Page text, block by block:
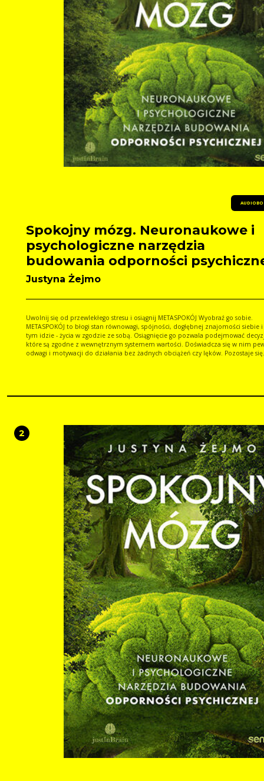
Spokojny mózg. Neuronaukowe i
psychologiczne narzędzia
budowania odporności
Justyna Żejmo
Uwolnij się od przewlekłego stresu i osiągnij METASPOKÓJ Wyobraź go sobie.
METASPOKÓJ to błogi stan równowagi, spójności, dogłębnej znajomości siebie
tym idzie - życia w zgodzie ze sobą. Osiągnięcie go pozwala podejmować
które są zgodne z wewnętrznym systemem wartości. Doświadcza się w nim
odwagi i motywacji do działania bez żadnych obciążeń czy lęków. Pozostaje się
pracuj z nią, analizując rozdział po rozdziale. Napisała ją dla Ciebie Justyna
tego poradnika autorka wyposaży Cię w niezbędną wiedzę dotyczącą
funkcjonowania mózgu. Następnie poda Ci konkretne pomysły na radzenie
trudnymi emocjami, a także podpowie, jak samodzielnie budować odporność
przyjaźnić i współpracować tak, że obecnie prowadzi życie lepszej jakości,
wewnętrznej równowagi. Jej relacje z ludźmi są zdrowe, a ona czuje w sobie
siłę psychiczną. Dzięki lekturze tej książki i Ty możesz się znaleźć w tym miejscu.
mózg w swoje ręce i ruszaj tam, gdzie znajdziesz SZCZĘŚCIE Posłuchaj audiobooka:
Potrzebna, napisana przystępnym językiem książka, która stanowi
poradnik radzenia sobie ze stresem, a także budowania odporności
rezyliencji. Zawiera proste, życiowe metody i ćwiczenia wdrażane do
podstawie faktów psychologicznych i prawideł biologicznych. Serdecznie
Asia Podgórska, naukowczyni, badaczka mózgu, autorka, wykładowczyni
popularyzatorka nauki Autorka w książce przedstawia swoje znakomite umiejętności
perswazji, w ramach której spokojnie, przyjaźnie i bardzo ciekawie podaje
czytelnikom argumenty za prozdrowotnymi umiejętnościami. Jednocześnie
motywację do podejmowania konkretnych działań. Książka ciekawa i
zarówno do działania, jak i refleksji nad odpornością psychiczną. Serdecznie
akademicka Książka Justyny opisuje innowacyjne podejście do stosowania w praktyce
modelu odporności psychicznej 4C, pomagające organizacjom i jednostkom
się w dzisiejszym świecie. Doug Strycharczyk, dyrektor generalny AQR International,
współtwórca modelu siły i odporności psychicznej 4C i narzędzia do jej
MTQ, współautor książki Odporność psychiczna. Strategie i narzędzia rozwoju Justyna
Żejmo zaprasza nas w podróż ku szczęśliwszemu, bardziej świadomemu i
zdrowszemu życiu. Podróż z wieloma przystankami, a także z nadzieją, że jeśli
uczciwie odrobimy zadane ćwiczenia, na końcu tej wędrówki możemy stać się
(jakkolwiek to brzmi), a z pewnością zrozumieć, dlaczego warto nią być.
bardzo praktyczna lektura. Sylwia Trojanowska, trenerka biznesu, autorka
bestsellerowych powieści, między innymi Łabędzia i Żony nazisty Trzymasz w rękach
książkę, która zabierze Cię w inspirującą podróż ku stawianiu czoła życiowym
wyzwaniom. Wyróżnia ją doskonała kombinacja wyników badań naukowych,
praktycznych i przykładów, które pomogą Ci osiągnąć równowagę
balans w życiu. Autorka troskliwie i skutecznie będzie Ci w tej drodze
procesie stawania się silniejszą psychicznie osobą. Podpowiedzi, które tu
są niezwykle praktyczne, do zastosowania od razu, a tym samym mocno
neuronaukach. Będziesz przede wszystkim sobie wdzięczna/wdzięczny za
książki - warto i się opłaca. Życzę Ci SPOKOJNEGO MÓZGU. Kamila Pępiak-Kowalska,
autorka książki Jęczing? Powiedz dość i zacznij czerpać z optymizmu To przepiękny
2